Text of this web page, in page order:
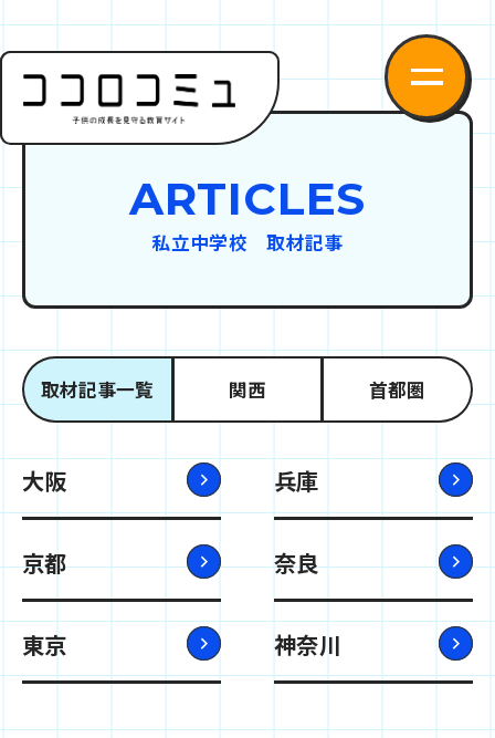
ARTICLES
私立中学校 取材記事
取材記事一覧 関西 首都圏
大阪 兵庫
京都 奈良
東京 神奈川